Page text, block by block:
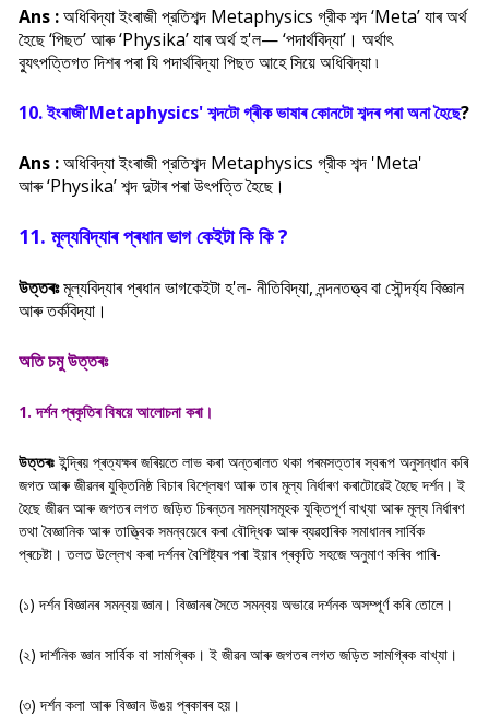
Ans :অধিবিদ্যা ইংৰাজী প্রতিশব্দ Metaphysics গ্রীক শব্দ ‘Meta’ যাৰ অৰ্থ
হৈছে ‘পিছত’ আৰু ‘Physika’ যাৰ অৰ্থ হ'ল— ‘পদার্থবিদ্যা’। অর্থাৎ
ব্যুৎপত্তিগত দিশৰ পৰা যি পদার্থবিদ্যা পিছত আহে সিয়ে অধিবিদ্যা ৷
10. ইংৰাজী‘Metaphysics' শব্দটো গ্ৰীক ভাষাৰ কোনটো শব্দৰ পৰাঅনা হৈছে?
Ans :অধিবিদ্যা ইংৰাজী প্রতিশব্দ Metaphysics গ্রীক শব্দ 'Meta'
আৰু ‘Physika’ শব্দ দুটাৰ পৰা উৎপত্তি হৈছে।
11. মূল্যবিদ্যাৰ প্ৰধান ভাগ কেইটা কি কি ?
উত্তৰঃমূল্যবিদ্যাৰ প্ৰধান ভাগকেইটা হ'ল- নীতিবিদ্যা, নন্দনতত্ত্ব বা সৌন্দৰ্য্য বিজ্ঞান
আৰু তৰ্কবিদ্যা।
অতি চমু উত্তৰঃ
1. দৰ্শন প্ৰকৃতিৰ বিষয়ে আলোচনা কৰা।
উত্তৰঃইন্দ্ৰিয় প্ৰত্যক্ষৰ জৰিয়তে লাভ কৰা অন্তৰালত থকা পৰমসত্তাৰ স্বৰূপ অনুসন্ধান কৰি
জগত আৰু জীৱনৰ যুক্তিনিষ্ঠ বিচাৰ বিশ্লেষণ আৰু তাৰ মূল্য নিৰ্ধাৰণ কৰাটোৱেই হৈছে দৰ্শন। ই
হৈছে জীৱন আৰু জগতৰ লগত জড়িত চিৰন্তন সমস্যাসমূহক যুক্তিপূৰ্ণ বাখ্যা আৰু মূল্য নিৰ্ধাৰণ
তথা বৈজ্ঞানিক আৰু তাত্ত্বিক সমন্বয়েৰে কৰা বৌদ্ধিক আৰু ব্যৱহাৰিক সমাধানৰ সাৰ্বিক
প্ৰচেষ্টা। তলত উল্লেখ কৰা দৰ্শনৰ বৈশিষ্ট্যৰ পৰা ইয়াৰ প্ৰকৃতি সহজে অনুমাণ কৰিব পাৰি-
(১) দৰ্শন বিজ্ঞানৰ সমন্বয় জ্ঞান। বিজ্ঞানৰ সৈতে সমন্বয় অভাৱে দৰ্শনক অসম্পূৰ্ণ কৰি তোলে।
(২) দাৰ্শনিক জ্ঞান সাৰ্বিক বা সামগ্ৰিক। ই জীৱন আৰু জগতৰ লগত জড়়িত সামগ্ৰিক বাখ্যা।
(৩) দৰ্শন কলা আৰু বিজ্ঞান উঙয় প্ৰকাৰৰ হয়।